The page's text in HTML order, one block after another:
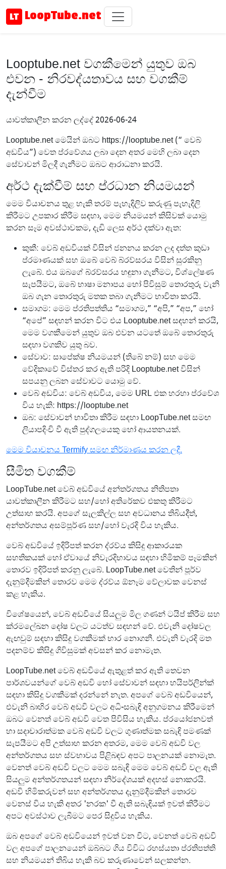
LoopTube.net
Looptube.net වගකීමෙන් යුතුව ඔබ
එවන - නිරවද්යතාවය සහ වගකීම්
දැන්වීම
යාවත්කාලීන කරන ලද්දේ 2026-06-24
Looptube.net මෙයින් ඔබට https://looptube.net (“ වෙබ්
අඩවිය”) වෙත ප්රවේශය ලබා දෙන අතර මෙහි ලබා දෙන
සේවාවන් මිලදී ගැනීමට ඔබට ආරාධනා කරයි.
අර්ථ දැක්වීම් සහ ප්රධාන නියමයන්
මෙම වියාචනය තුළ හැකි තරම් පැහැදිලිව කරුණු පැහැදිලි
කිරීමට උපකාර කිරීම සඳහා, මෙම නියමයන් කිසිවක් යොමු
කරන සෑම අවස්ථාවකම, දැඩි ලෙස අර්ථ දක්වා ඇත:
කුකී: වෙබ් අඩවියක් විසින් ජනනය කරන ලද දත්ත කුඩා
ප්රමාණයක් සහ ඔබේ වෙබ් බ්රව්සරය විසින් සුරකිනු
ලැබේ. එය ඔබගේ බ්රව්සරය හඳුනා ගැනීමට, විශ්ලේෂණ
සැපයීමට, ඔබේ භාෂා මනාපය හෝ පිවිසුම් තොරතුරු වැනි
ඔබ ගැන තොරතුරු මතක තබා ගැනීමට භාවිතා කරයි.
සමාගම: මෙම ප්රතිපත්තිය “සමාගම,” “අපි,” “අප,” හෝ
“අපේ” සඳහන් කරන විට එය Looptube.net සඳහන් කරයි,
මෙම වගකීමෙන් යුතුව ඔබ එවන යටතේ ඔබේ තොරතුරු
සඳහා වගකිව යුතු බව.
සේවාව: සාපේක්ෂ නියමයන් (තිබේ නම්) සහ මෙම
වේදිකාවේ විස්තර කර ඇති පරිදි Looptube.net විසින්
සපයනු ලබන සේවාවට යොමු වේ.
වෙබ් අඩවිය: වෙබ් අඩවිය, මෙම URL එක හරහා ප්රවේශ
විය හැකි: https://looptube.net
ඔබ: සේවාවන් භාවිතා කිරීම සඳහා LoopTube.net සමඟ
ලියාපදිංචි වී ඇති පුද්ගලයෙකු හෝ ආයතනයක්.
මෙම වියාචනය Termify සමඟ නිර්මාණය කරන ලදී.
සීමිත වගකීම්
LoopTube.net වෙබ් අඩවියේ අන්තර්ගතය නිතිපතා
යාවත්කාලීන කිරීමට සහ/හෝ අතිරේකව එකතු කිරීමට
උත්සාහ කරයි. අපගේ සැලකිල්ල සහ අවධානය තිබියදීත්,
අන්තර්ගතය අසම්පූර්ණ සහ/හෝ වැරදි විය හැකිය.
වෙබ් අඩවියේ ඉදිරිපත් කරන ද්රව්ය කිසිදු ආකාරයක
සහතිකයක් හෝ ඒවායේ නිවැරදිභාවය සඳහා හිමිකම් පෑමකින්
තොරව ඉදිරිපත් කරනු ලැබේ. LoopTube.net වෙතින් පූර්ව
දැනුම්දීමකින් තොරව මෙම ද්රව්ය ඕනෑම වේලාවක වෙනස්
කළ හැකිය.
විශේෂයෙන්, වෙබ් අඩවියේ සියලුම මිල ගණන් ටයිප් කිරීම සහ
ක්රමලේඛන දෝෂ වලට යටත්ව සඳහන් වේ. එවැනි දෝෂවල
ඇඟවුම් සඳහා කිසිදු වගකීමක් භාර නොගනී. එවැනි වැරදි මත
පදනම්ව කිසිදු ගිවිසුමක් අවසන් කර නොමැත.
LoopTube.net වෙබ් අඩවියේ ඇතුළත් කර ඇති තෙවන
පාර්ශවයන්ගේ වෙබ් අඩවි හෝ සේවාවන් සඳහා හයිපර්ලින්ක්
සඳහා කිසිදු වගකීමක් දරන්නේ නැත. අපගේ වෙබ් අඩවියෙන්,
එවැනි බාහිර වෙබ් අඩවි වලට අධි-සබැඳි අනුගමනය කිරීමෙන්
ඔබට වෙනත් වෙබ් අඩවි වෙත පිවිසිය හැකිය. ප්රයෝජනවත්
හා සදාචාරාත්මක වෙබ් අඩවි වලට ගුණාත්මක සබැඳි පමණක්
සැපයීමට අපි උත්සාහ කරන අතරම, මෙම වෙබ් අඩවි වල
අන්තර්ගතය සහ ස්වභාවය පිළිබඳව අපට පාලනයක් නොමැත.
වෙනත් වෙබ් අඩවි වලට මෙම සබැඳි මෙම වෙබ් අඩවි වල ඇති
සියලුම අන්තර්ගතයන් සඳහා නිර්දේශයක් අදහස් නොකරයි.
අඩවි හිමිකරුවන් සහ අන්තර්ගතය දැනුම්දීමකින් තොරව
වෙනස් විය හැකි අතර 'නරක' වී ඇති සබැඳියක් ඉවත් කිරීමට
අපට අවස්ථාව ලැබීමට පෙර සිදුවිය හැකිය.
ඔබ අපගේ වෙබ් අඩවියෙන් ඉවත් වන විට, වෙනත් වෙබ් අඩවි
වල අපගේ පාලනයෙන් ඔබ්බට ගිය විවිධ රහස්යතා ප්රතිපත්ති
සහ නියමයන් තිබිය හැකි බව කරුණාවෙන් සලකන්න.